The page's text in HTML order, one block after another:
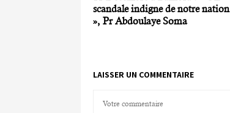
scandale indigne de notre nation
», Pr Abdoulaye Soma
LAISSER UN COMMENTAIRE